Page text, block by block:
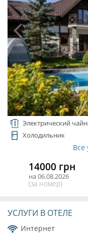
Электрический
Холодильник
Все
14000 грн
на 06.08.2026
(за номер)
УСЛУГИ В ОТЕЛЕ
Интернет